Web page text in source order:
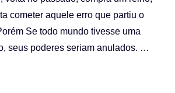
cometer aquele erro que partiu o
Se todo mundo tivesse uma
seus poderes seriam anulados. …